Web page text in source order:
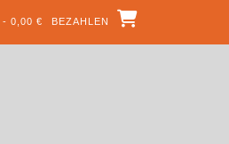
- 0,00 € BEZAHLEN